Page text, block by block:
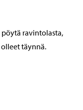
pöytä ravintolasta,
täynnä.